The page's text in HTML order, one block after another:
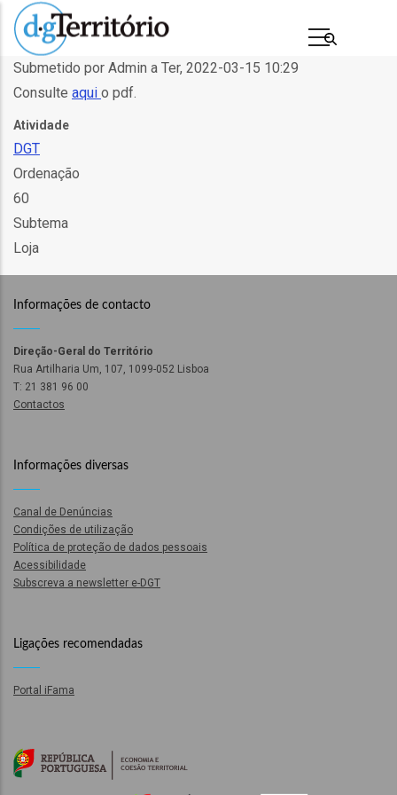
Passar
para
conteúdo
Submetido por Admin a Ter, 2022-03-15 10:29
Consulte aqui o pdf.
Atividade
DGT
Ordenação
60
Subtema
Loja
Informações de contacto
Direção-Geral do Território
Rua Artilharia Um, 107, 1099-052 Lisboa
T: 21 381 96 00
Contactos
Informações diversas
Canal de Denúncias
Condições de utilização
Política de proteção de dados pessoais
Acessibilidade
Subscreva a newsletter e-DGT
Ligações recomendadas
Portal iFama